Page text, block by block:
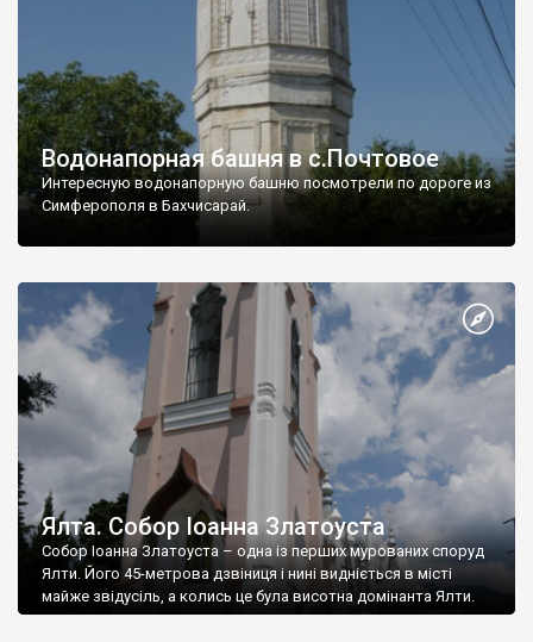
Водонапорная башня в с.Почтовое
Интересную водонапорную башню посмотрели по дороге из
Симферополя в Бахчисарай.
Ялта. Собор Іоанна Златоуста
Собор Іоанна Златоуста – одна із перших мурованих споруд
Ялти. Його 45-метрова дзвіниця і нині видніється в місті
майже звідусіль, а колись це була висотна домінанта Ялти.